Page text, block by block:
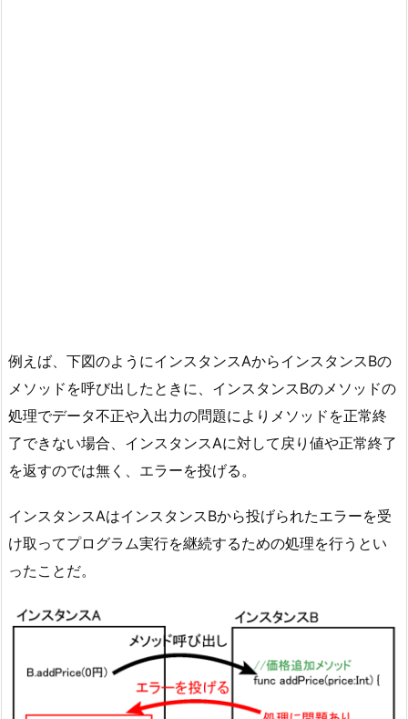
例えば、下図のようにインスタンスAからインスタンスBの
メソッドを呼び出したときに、インスタンスBのメソッドの
処理でデータ不正や入出力の問題によりメソッドを正常終
了できない場合、インスタンスAに対して戻り値や正常終了
を返すのでは無く、エラーを投げる。
インスタンスAはインスタンスBから投げられたエラーを受
け取ってプログラム実行を継続するための処理を行うとい
ったことだ。